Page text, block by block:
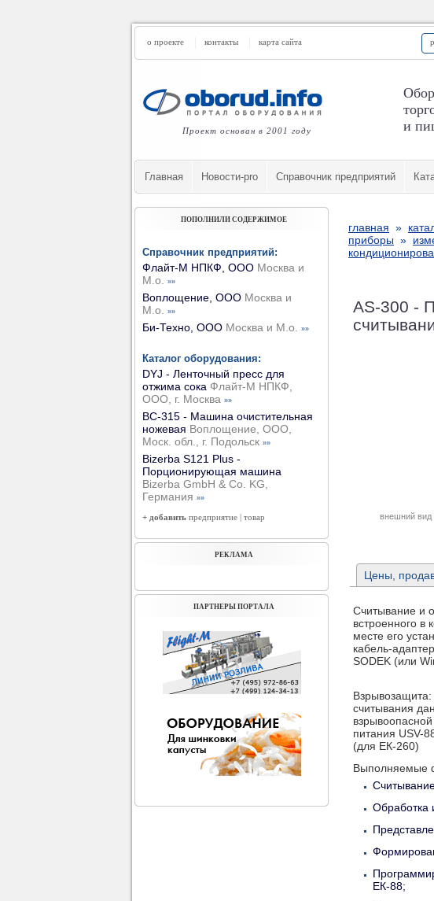
о проекте контакты карта сайта
Проект основан в 2001 году
и
Главная Новости-pro Cправочник предприятий
главная »
приборы »
AS-300 -
внешний вид
Цены,
Считывание и
встроенного
месте его
кабель-
SODEK (или
Взрывозащита:
считывания
питания USV-
(для ЕК-260)
Выполняемые
Обработка
ЕК-88;
ПОПОЛНИЛИ СОДЕРЖИМОЕ
Справочник предприятий:
Флайт-М НПКФ, ООО Москва и
М.о.
»»
Воплощение, ООО Москва и
М.о.
»»
Би-Техно, ООО Москва и М.о. »»
Каталог оборудования:
DYJ - Ленточный пресс для
отжима сока Флайт-М НПКФ,
ООО, г. Москва »»
ВС-315 - Машина очистительная
ножевая Воплощение, ООО,
Моск. обл., г. Подольск »»
Bizerba S121 Plus -
Порционирующая машина
Bizerba GmbH & Co. KG,
Германия »»
+ добавить предприятие | товар
РЕКЛАМА
ПАРТНЕРЫ ПОРТАЛА